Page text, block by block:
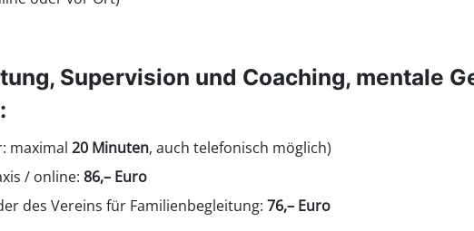
Supervision und Coaching, mentale
maximal 20 Minuten, auch telefonisch möglich)
/ online: 86,– Euro
des Vereins für Familienbegleitung: 76,– Euro